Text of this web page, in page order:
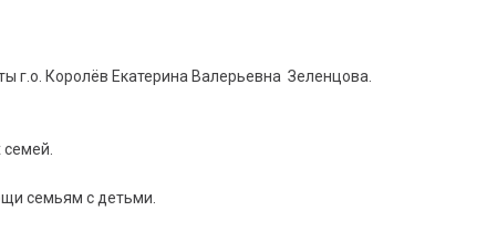
г.о. Королёв Екатерина Валерьевна Зеленцова.
семьям с детьми.